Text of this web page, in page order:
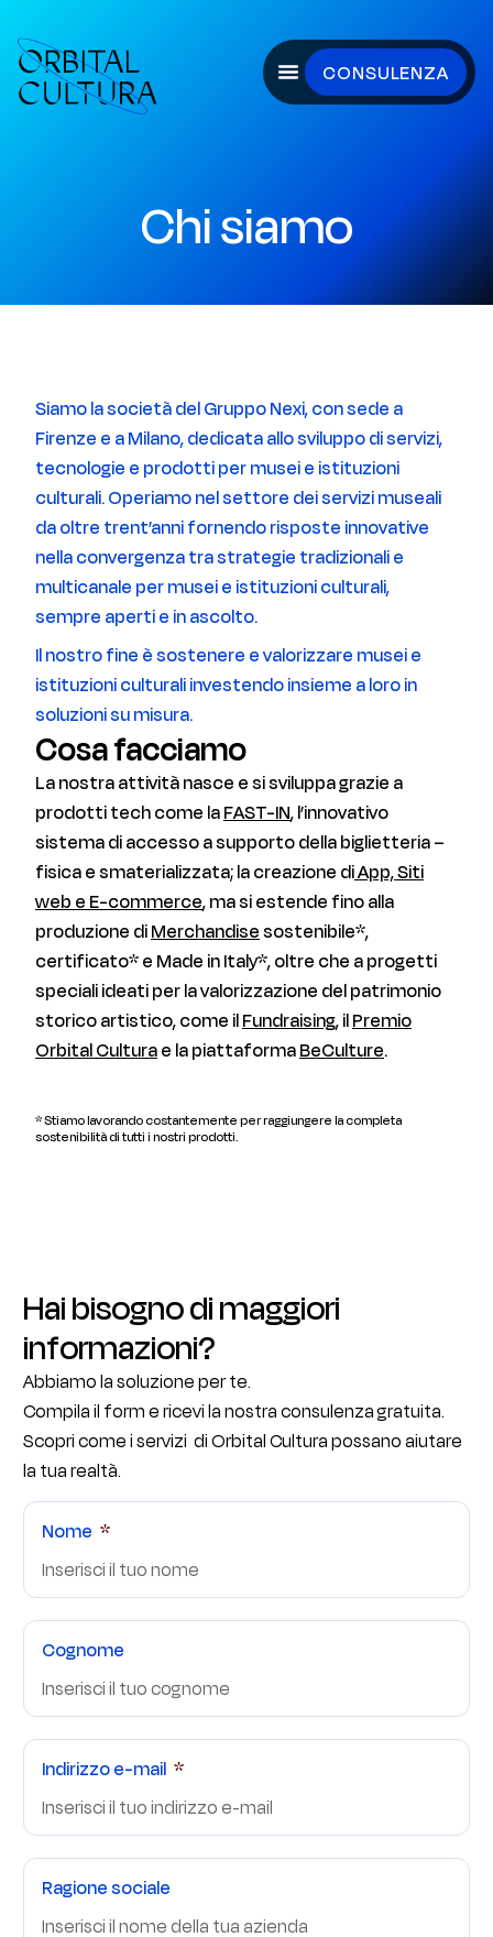
CONSULENZA
Chi siamo
Siamo la società del Gruppo Nexi, con sede a
Firenze e a Milano, dedicata allo sviluppo di servizi,
tecnologie e prodotti per musei e istituzioni
culturali. Operiamo nel settore dei servizi museali
da oltre trent’anni fornendo risposte innovative
nella convergenza tra strategie tradizionali e
multicanale per musei e istituzioni culturali,
sempre aperti e in ascolto.
Il nostro fine è sostenere e valorizzare musei e
istituzioni culturali investendo insieme a loro in
soluzioni su misura.
Cosa facciamo
La nostra attività nasce e si sviluppa grazie a
prodotti tech come laFAST-IN, l’innovativo
sistema di accesso a supporto della biglietteria –
fisica e smaterializzata; la creazione diApp, Siti
web e E-commerce, ma si estende fino alla
produzione diMerchandisesostenibile*,
certificato* e Made in Italy*, oltre che a progetti
speciali ideati per la valorizzazione del patrimonio
storico artistico, come ilFundraising, ilPremio
Orbital Culturae la piattaformaBeCulture.
* Stiamo lavorando costantemente per raggiungere la completa
sostenibilità di tutti i nostri prodotti.
Hai bisogno di maggiori
informazioni?
Abbiamo la soluzione per te.
Compila il form e ricevi la nostra consulenza gratuita.
Scopri come i servizi di Orbital Cultura possano aiutare
la tua realtà.
Nome
Cognome
Indirizzo e-mail
Ragione sociale